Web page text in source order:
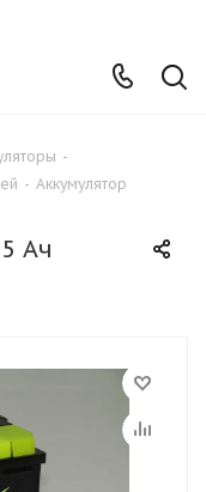
-
- Аккумулятор
Ач